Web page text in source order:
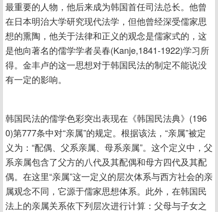
最重要的人物，他后来成为韩国首任司法总长。他曾
在日本明治大学研究现代法学，但他曾经深受儒家思
想的熏陶，他关于法律和正义的观念是儒家式的，这
是他向著名的儒学学者吴春(Kanje,1841-1922)学习所
得。金丰卢的这一思想对于韩国民法的制定不能说没
有一定的影响。
韩国民法的儒学色彩突出表现在《韩国民法典》(196
0)第777条中对“亲属”的规定。根据该法，“亲属”被定
义为：“配偶、父系亲属、母系亲属”。这个定义中，父
系亲属包含了父方的八代及其配偶和母方四代及其配
偶。在这里“亲属”这一定义的层次体系与西方社会的亲
属观念不同，它源于儒家思想体系。此外，在韩国民
法上的亲属关系依下列层次进行计算：父母与子女之